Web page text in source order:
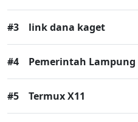
#3 link dana kaget
#4 Pemerintah Lampung
#5 Termux X11